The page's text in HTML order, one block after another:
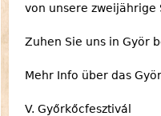
von unsere zweijährige
Zuhen Sie uns in Györ
Mehr Info über das
V. Győrkőcfesztivál